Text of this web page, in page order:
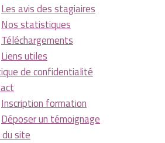
Les avis des stagiaires
Nos statistiques
Téléchargements
Liens utiles
de confidentialité
Inscription formation
Déposer un témoignage
site